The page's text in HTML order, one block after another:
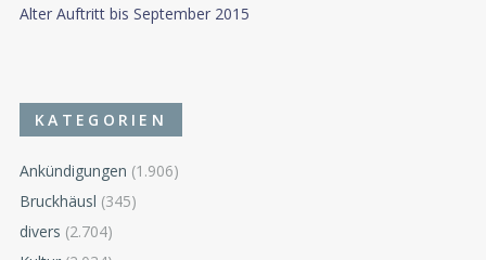
Alter Auftritt bis September 2015
KATEGORIEN
Ankündigungen (1.906)
Bruckhäusl (345)
divers (2.704)